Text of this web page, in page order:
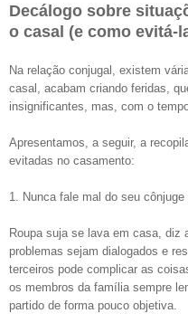
Decálogo sobre
o casal (e como evitá-
Na relação conjugal, existem
casal, acabam criando feridas,
insignificantes, mas, com o
Apresentamos, a seguir, a
evitadas no casamento:
1. Nunca fale mal do seu cônjuge
Roupa suja se lava em casa, diz
problemas sejam dialogados e
terceiros pode complicar as
os membros da família sempre
partido de forma pouco objetiva.